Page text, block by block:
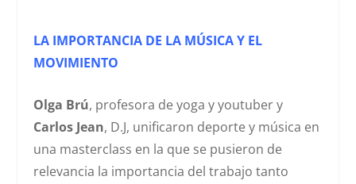
LA IMPORTANCIA DE LA MÚSICA Y EL
MOVIMIENTO
Olga Brú, profesora de yoga y youtuber y
Carlos Jean, D.J, unificaron deporte y música en
una masterclass en la que se pusieron de
relevancia la importancia del trabajo tanto